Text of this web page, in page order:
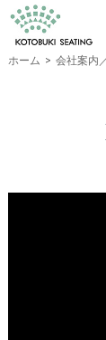
ホーム > 会社案内